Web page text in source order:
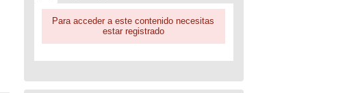
Para acceder a este contenido necesitas
estar registrado